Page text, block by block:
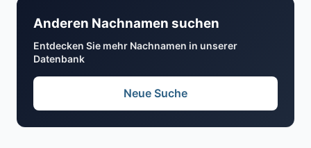
Anderen Nachnamen suchen
Entdecken Sie mehr Nachnamen in unserer
Datenbank
Neue Suche